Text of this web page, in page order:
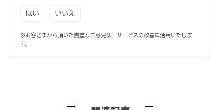
はい いいえ
※お客さまから頂いた貴重なご意見は、サービスの改善に活用いたしま
す。